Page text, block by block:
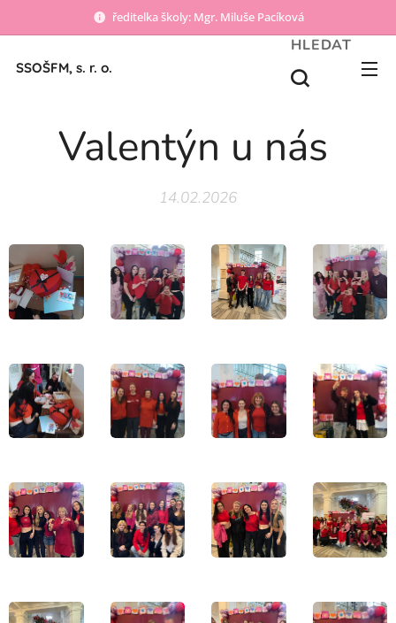
ředitelka školy: Mgr. Miluše Pacíková
SSOŠFM, s. r. o.
HLEDAT
Valentýn u nás
14.02.2026